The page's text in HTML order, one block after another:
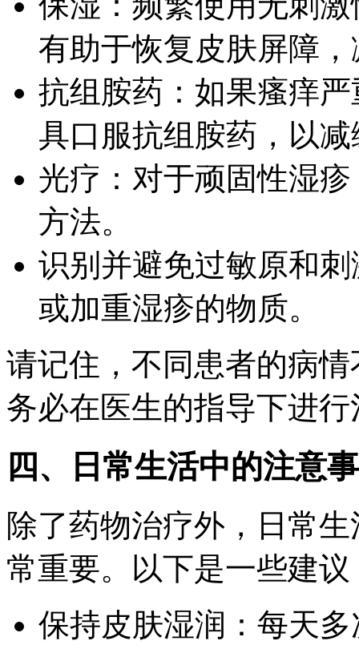
有助于恢复皮肤屏障
抗组胺药：如果瘙痒
具口服抗组胺药，以
光疗：对于顽固性湿
方法。
识别并避免过敏原和
或加重湿疹的物质。
请记住，不同患者的病
务必在医生的指导下进
四、日常生活中的注意
除了药物治疗外，日常
常重要。以下是一些建议
保持皮肤湿润：每天